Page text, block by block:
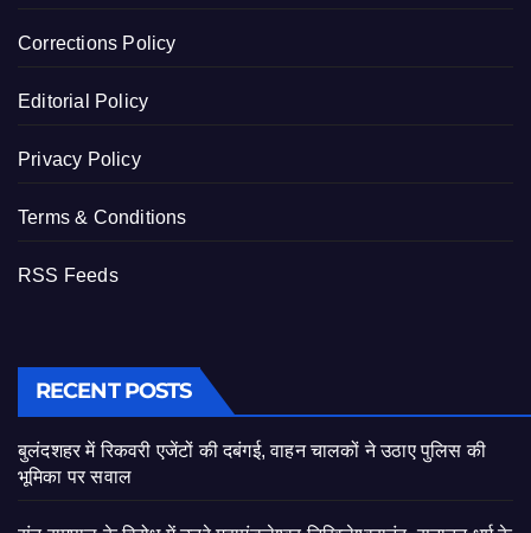
Corrections Policy
Editorial Policy
Privacy Policy
Terms & Conditions
RSS Feeds
RECENT POSTS
बुलंदशहर में रिकवरी एजेंटों की दबंगई, वाहन चालकों ने उठाए पुलिस की
भूमिका पर सवाल